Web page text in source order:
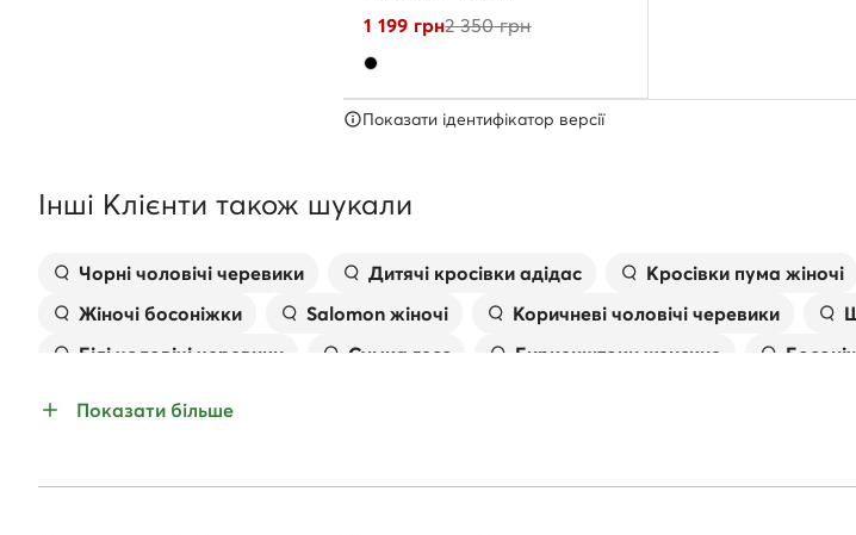
1 199 грн2 350грн
Показати ідентифікатор версії
Інші Клієнти також шукали
Чорні чоловічі черевики Дитячі кросівки адідас Kросівки пума жіночі
Жіночі босоніжки
Salomon жіночі Коричневі чоловічі черевики
Білі чоловічі черевики
Сумка гесс Биркенштоки женские
Показати більше